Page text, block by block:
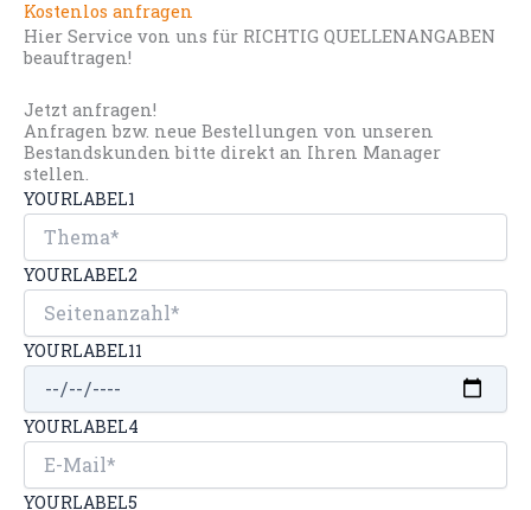
Kostenlos anfragen
Hier Service von uns für RICHTIG QUELLENANGABEN
beauftragen!
Jetzt anfragen!
Anfragen bzw. neue Bestellungen von unseren
Bestandskunden bitte direkt an Ihren Manager
stellen.
YOURLABEL1
YOURLABEL2
YOURLABEL11
YOURLABEL4
YOURLABEL5